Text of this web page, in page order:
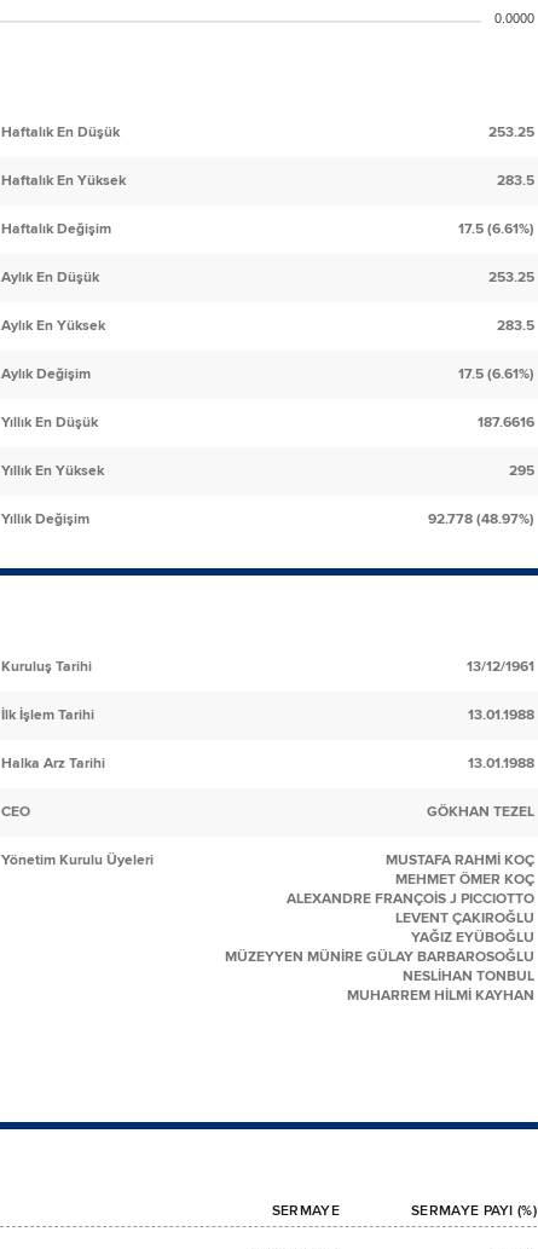
0.0000
Haftalık En Düşük 253.25
Haftalık En Yüksek 283.5
Haftalık Değişim 17.5 (6.61%)
Aylık En Düşük 253.25
Aylık En Yüksek 283.5
Aylık Değişim 17.5 (6.61%)
Yıllık En Düşük 187.6616
Yıllık En Yüksek 295
Yıllık Değişim 92.778 (48.97%)
Kuruluş Tarihi 13/12/1961
İlk İşlem Tarihi 13.01.1988
Halka Arz Tarihi 13.01.1988
CEO GÖKHAN TEZEL
Yönetim Kurulu Üyeleri
MUSTAFA RAHMİ KOÇ
MEHMET ÖMER KOÇ
ALEXANDRE FRANÇOİS J PICCIOTTO
LEVENT ÇAKIROĞLU
YAĞIZ EYÜBOĞLU
MÜZEYYEN MÜNİRE GÜLAY BARBAROSOĞLU
NESLİHAN TONBUL
MUHARREM HİLMİ KAYHAN
SERMAYE SERMAYE PAYI (%)